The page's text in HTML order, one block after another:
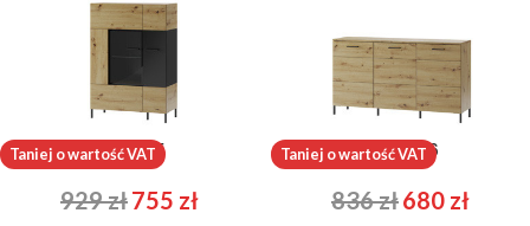
Lucas 15
929zł755 zł
Lucas 36
836zł680 zł
Taniej o wartość VAT Taniej o wartość VAT